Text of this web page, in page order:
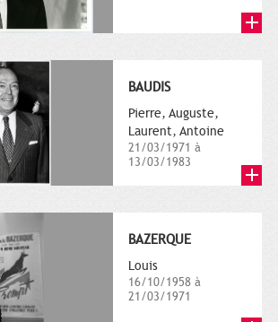
BAUDIS
Pierre, Auguste,
Laurent, Antoine
21/03/1971 à
13/03/1983
BAZERQUE
Louis
16/10/1958 à
21/03/1971